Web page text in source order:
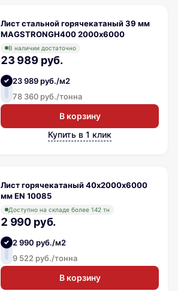
Лист стальной горячекатаный 39 мм
MAGSTRONGH400 2000х6000
В наличии достаточно
23 989 руб.
23 989 руб./м2
78 360 руб./тонна
В корзину
Купить в 1 клик
Лист горячекатаный 40х2000х6000
мм EN 10085
Доступно на складе более 142 тн
2 990 руб.
2 990 руб./м2
9 522 руб./тонна
В корзину